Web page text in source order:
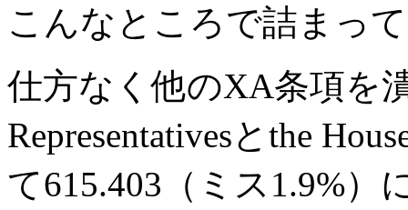
こんなところで詰まっ
仕方なく他のXA条項を
Representativesとthe
て615.403（ミス1.9%）